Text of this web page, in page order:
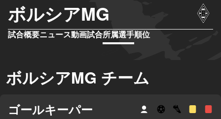
ボルシアMG
試合概要ニュース動画試合所属選手順位
ボルシアMG チーム
ゴールキーパー